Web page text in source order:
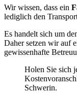
Wir wissen, dass ein
lediglich den
Es handelt sich um
Daher setzen wir auf
gewissenhafte
Holen Sie sich
Schwerin.